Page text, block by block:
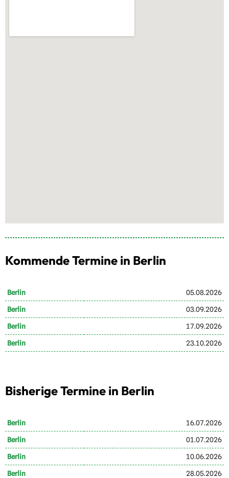
Kommende Termine in Berlin
Berlin 05.08.2026
Berlin 03.09.2026
Berlin 17.09.2026
Berlin 23.10.2026
Bisherige Termine in Berlin
Berlin 16.07.2026
Berlin 01.07.2026
Berlin 10.06.2026
Berlin 28.05.2026